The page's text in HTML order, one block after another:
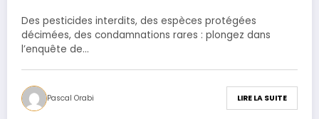
Des pesticides interdits, des espèces protégées
décimées, des condamnations rares : plongez dans
l’enquête de…
Pascal Orabi LIRE LA SUITE